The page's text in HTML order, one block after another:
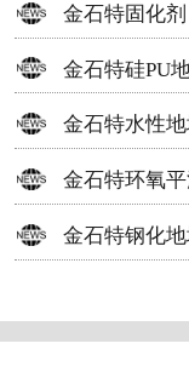
金石特固化
金石特硅PU
金石特水性
金石特环氧
金石特钢化